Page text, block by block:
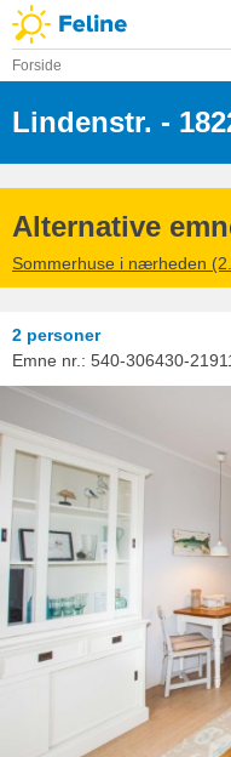
Forside
Lindenstr. -
Alternative
Sommerhuse i nærheden
2 personer
Emne nr.: 540-306430-